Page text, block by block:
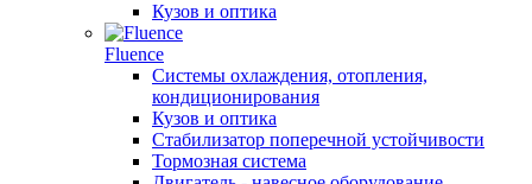
Кузов и оптика
Fluence
Системы охлаждения, отопления,
кондиционирования
Кузов и оптика
Стабилизатор поперечной устойчивости
Тормозная система